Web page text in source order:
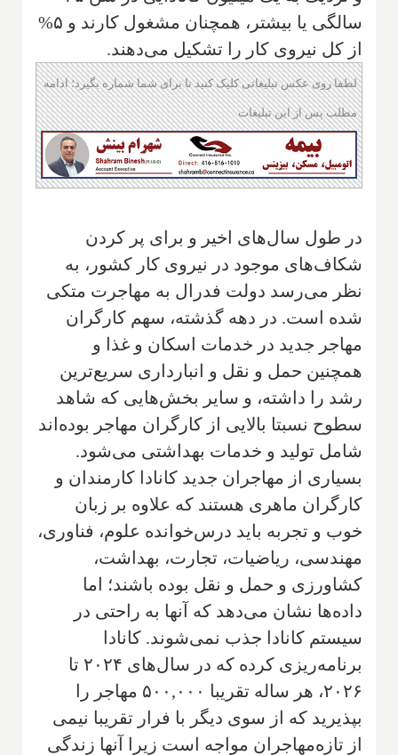
سالگی یا بیشتر، همچنان مشغول کارند و ۵%
از کل نیروی کار را تشکیل می‌دهند.
لطفا روی عکس تبلیغاتی کلیک کنید تا برای شما شماره بگیرد؛ ادامه
مطلب پس از این تبلیغات
در طول سال‌های اخیر و برای پر کردن
شکاف‌های موجود در نیروی کار کشور، به
نظر می‌رسد دولت فدرال به مهاجرت متکی
شده است. در دهه گذشته، سهم کارگران
مهاجر جدید در خدمات اسکان و غذا و
همچنین حمل و نقل و انبارداری سریع‌ترین
رشد را داشته، و سایر بخش‌هایی که شاهد
سطوح نسبتا بالایی از کارگران مهاجر بوده‌اند
شامل تولید و خدمات بهداشتی می‌شود.
بسیاری از مهاجران جدید کانادا کارمندان و
کارگران ماهری هستند که علاوه بر زبان
خوب و تجربه باید درس‌خوانده علوم، فناوری،
مهندسی، ریاضیات، تجارت، بهداشت،
کشاورزی و حمل و نقل بوده باشند؛ اما
داده‌ها نشان می‌دهد که آنها به راحتی در
سیستم کانادا جذب نمی‌شوند. کانادا
برنامه‌ریزی کرده که در سال‌های ۲۰۲۴ تا
۲۰۲۶، هر ساله تقریبا ۵۰۰,۰۰۰ مهاجر را
بپذیرید که از سوی دیگر با فرار تقریبا نیمی
از تازه‌مهاجران مواجه است زیرا آنها زندگی